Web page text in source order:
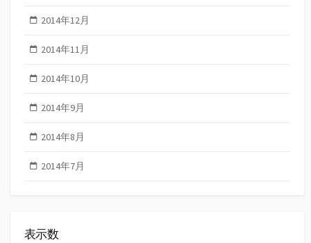
2014年12月
2014年11月
2014年10月
2014年9月
2014年8月
2014年7月
表示数